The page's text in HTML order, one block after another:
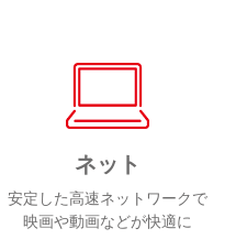
ネット
安定した高速ネットワークで
映画や動画などが快適に